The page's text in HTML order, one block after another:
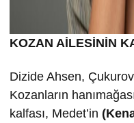
KOZAN AİLESİNİN
Dizide Ahsen,
Kozanların
kalfası, Medet’in